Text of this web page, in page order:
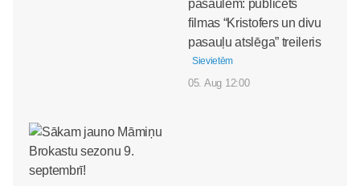
pasaulēm: publicēts
filmas “Kristofers un divu
pasauļu atslēga” treileris
Sievietēm
05. Aug 12:00